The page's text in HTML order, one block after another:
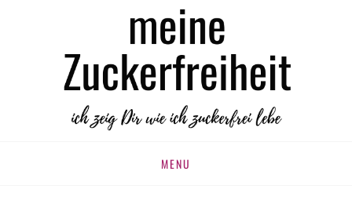
MEINE
ZUCKERFREIHEIT
zuckerfrei leben
MENU